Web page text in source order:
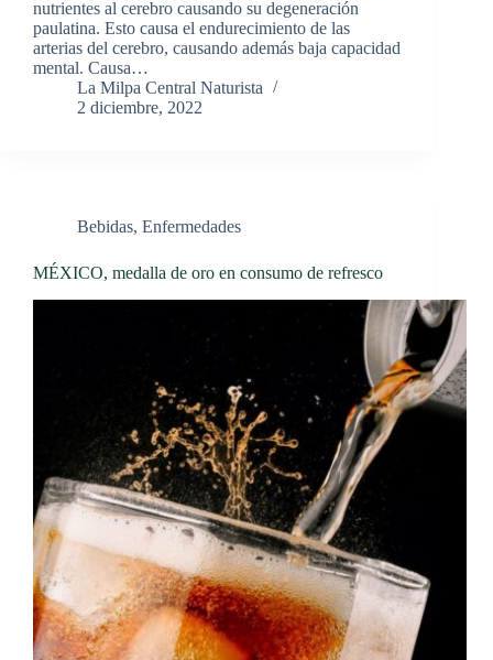
nutrientes al cerebro causando su degeneración
paulatina. Esto causa el endurecimiento de las
arterias del cerebro, causando además baja capacidad
mental. Causa…
La Milpa Central Naturista
2 diciembre, 2022
Bebidas, Enfermedades
MÉXICO, medalla de oro en consumo de refresco